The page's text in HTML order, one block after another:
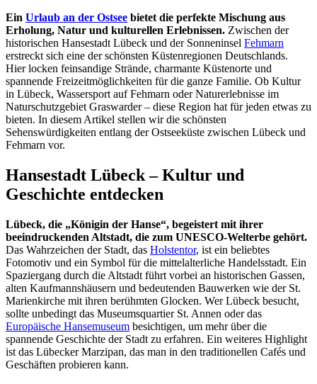
Ein Urlaub an der Ostsee bietet die perfekte Mischung aus
Erholung, Natur und kulturellen Erlebnissen. Zwischen der
historischen Hansestadt Lübeck und der Sonneninsel Fehmarn
erstreckt sich eine der schönsten Küstenregionen Deutschlands.
Hier locken feinsandige Strände, charmante Küstenorte und
spannende Freizeitmöglichkeiten für die ganze Familie. Ob Kultur
in Lübeck, Wassersport auf Fehmarn oder Naturerlebnisse im
Naturschutzgebiet Graswarder – diese Region hat für jeden etwas zu
bieten. In diesem Artikel stellen wir die schönsten
Sehenswürdigkeiten entlang der Ostseeküste zwischen Lübeck und
Fehmarn vor.
Hansestadt Lübeck – Kultur und
Geschichte entdecken
Lübeck, die „Königin der Hanse“, begeistert mit ihrer
beeindruckenden Altstadt, die zum UNESCO-Welterbe gehört.
Das Wahrzeichen der Stadt, das Holstentor, ist ein beliebtes
Fotomotiv und ein Symbol für die mittelalterliche Handelsstadt. Ein
Spaziergang durch die Altstadt führt vorbei an historischen Gassen,
alten Kaufmannshäusern und bedeutenden Bauwerken wie der St.
Marienkirche mit ihren berühmten Glocken. Wer Lübeck besucht,
sollte unbedingt das Museumsquartier St. Annen oder das
Europäische Hansemuseum besichtigen, um mehr über die
spannende Geschichte der Stadt zu erfahren. Ein weiteres Highlight
ist das Lübecker Marzipan, das man in den traditionellen Cafés und
Geschäften probieren kann.